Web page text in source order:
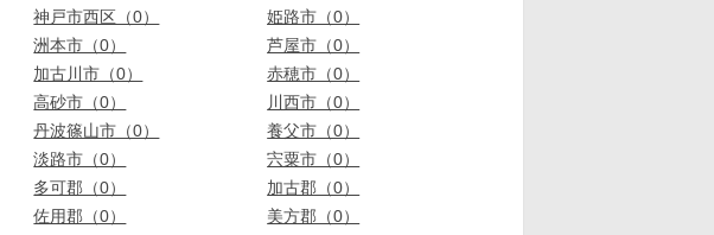
神戸市西区（0）
姫路市（0）
洲本市（0）
芦屋市（0）
加古川市（0）
赤穂市（0）
高砂市（0）
川西市（0）
丹波篠山市（0）
養父市（0）
淡路市（0）
宍粟市（0）
多可郡（0）
加古郡（0）
佐用郡（0） 美方郡（0）